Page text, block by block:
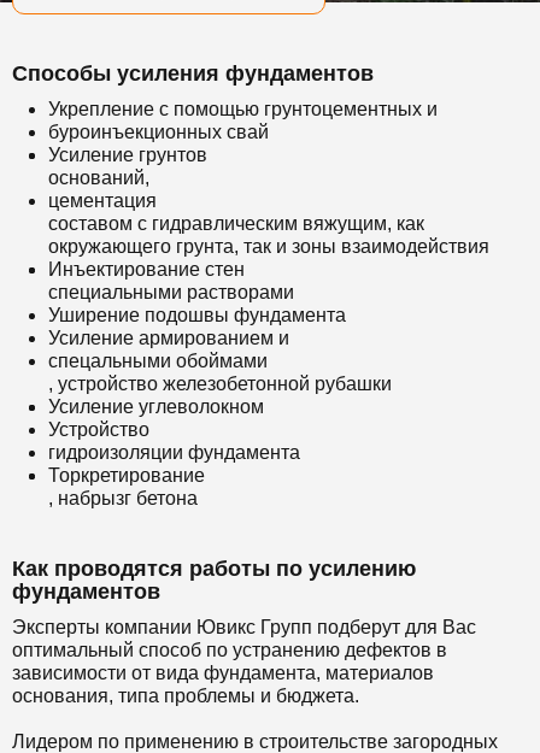
Способы усиления фундаментов
Укрепление с помощью грунтоцементных и
буроинъекционных свай
Усиление грунтов
оснований,
цементация
составом с гидравлическим вяжущим, как
окружающего грунта, так и зоны взаимодействия
Инъектирование стен
специальными растворами
Уширение подошвы фундамента
Усиление армированием и
спецальными обоймами
, устройство железобетонной рубашки
Усиление углеволокном
Устройство
гидроизоляции фундамента
Торкретирование
, набрызг бетона
Как проводятся работы по усилению
фундаментов
Эксперты компании Ювикс Групп подберут для Вас
оптимальный способ по устранению дефектов в
зависимости от вида фундамента, материалов
основания, типа проблемы и бюджета.
Лидером по применению в строительстве загородных